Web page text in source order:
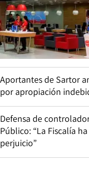
Aportantes de Sartor
por apropiación
Defensa de
Público: “La Fiscalía
perjuicio”